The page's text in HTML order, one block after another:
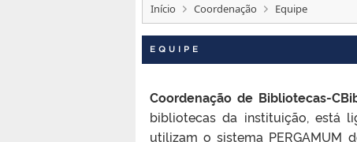
Início Coordenação Equipe
EQUIPE
Coordenação de Bibliotecas-
bibliotecas da instituição, está
utilizam o sistema